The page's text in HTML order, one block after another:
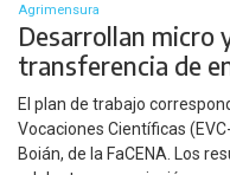
Agrimensura
Desarrollan micro
transferencia de
El plan de trabajo
Vocaciones Científicas
Boián, de la FaCENA. Los